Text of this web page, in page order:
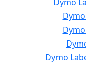
Dymo